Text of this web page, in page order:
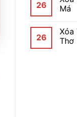
26
Má
26
Xóa
Thơ